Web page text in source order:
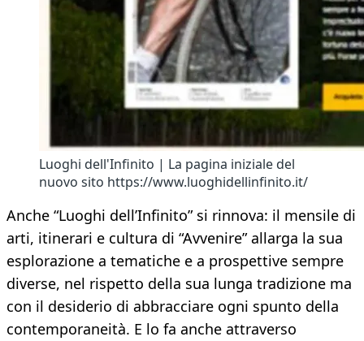
Luoghi dell'Infinito | La pagina iniziale del
nuovo sito https://www.luoghidellinfinito.it/
Anche “Luoghi dell’Infinito” si rinnova: il mensile di
arti, itinerari e cultura di “Avvenire” allarga la sua
esplorazione a tematiche e a prospettive sempre
diverse, nel rispetto della sua lunga tradizione ma
con il desiderio di abbracciare ogni spunto della
contemporaneità. E lo fa anche attraverso